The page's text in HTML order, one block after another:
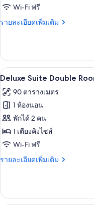
Wonderbox
included)
Suite
Double
Room
&
Wonderbox
included)
Wi-Fi ฟรี
รายละเอียดเพิ่มเติม
ราย
เกี่ยว
กับ
Corner
Double
Room
(Cimer
&
Wonderbox
included)
เปิด
ภาพถ่าย
ทั้งหมด
ของ
Deluxe
Suite
Double
Room
&
Wonderbox
4
Deluxe Suite Double
90 ตารางเมตร
1 ห้องนอน
พักได้ 2 คน
1 เตียงคิงไซส์
Wi-Fi ฟรี
รายละเอียดเพิ่มเติม
ราย
เกี่ยว